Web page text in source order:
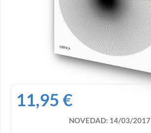
11,95€
NOVEDAD: 14/03/2017